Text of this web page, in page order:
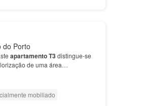
do Porto
apartamentoT3distingue-se
de uma área
mobiliado